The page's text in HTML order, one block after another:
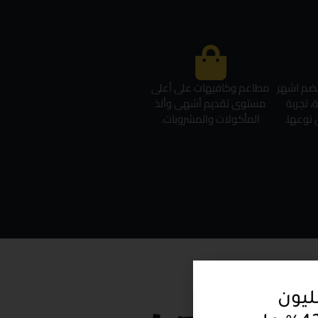
اشهر
تجربة
مطاعم وكافيهات على أعلى
مستوى تقديم أشهى وألذ
المأكولات والمشروبات.
تبدا من 5 مليون